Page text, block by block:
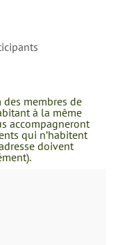
membres de
à la même
accompagneront
qui n’habitent
doivent